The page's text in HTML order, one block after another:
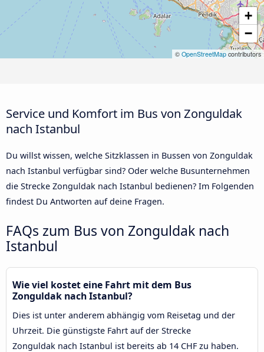
+
−
© OpenStreetMap contributors
Service und Komfort im Bus von Zonguldak
nach Istanbul
Du willst wissen, welche Sitzklassen in Bussen von Zonguldak
nach Istanbul verfügbar sind? Oder welche Busunternehmen
die Strecke Zonguldak nach Istanbul bedienen? Im Folgenden
findest Du Antworten auf deine Fragen.
FAQs zum Bus von Zonguldak nach
Istanbul
Wie viel kostet eine Fahrt mit dem Bus
Zonguldak nach Istanbul?
Dies ist unter anderem abhängig vom Reisetag und der
Uhrzeit. Die günstigste Fahrt auf der Strecke
Zonguldak nach Istanbul ist bereits ab 14 CHF zu haben.